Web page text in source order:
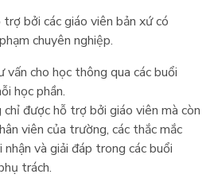
bởi các giáo viên bản xứ có
chuyên nghiệp.
cho học thông qua các buổi
học phần.
chỉ được hỗ trợ bởi giáo viên mà còn
viên của trường, các thắc mắc
và giải đáp trong các buổi
trách.